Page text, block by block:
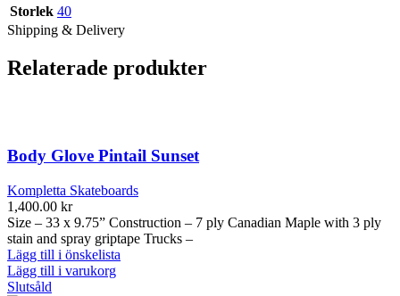
Storlek 40
Shipping & Delivery
Relaterade produkter
Body Glove Pintail Sunset
Kompletta Skateboards
1,400.00 kr
Size – 33 x 9.75” Construction – 7 ply Canadian Maple with 3 ply
stain and spray griptape Trucks –
Lägg till i önskelista
Lägg till i varukorg
Slutsåld